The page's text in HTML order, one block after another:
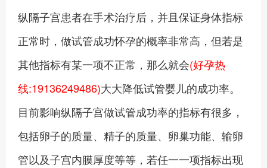
纵隔子宫患者在手术治疗后，并且保证身体指标
正常时，做试管成功怀孕的概率非常高，但若是
其他指标有某一项不正常，那么就会(好孕热
线:19136249486)大大降低试管婴儿的成功率。
目前影响纵隔子宫做试管成功率的指标有很多，
包括卵子的质量、精子的质量、卵巢功能、输卵
管以及子宫内膜厚度等等，若任一一项指标出现